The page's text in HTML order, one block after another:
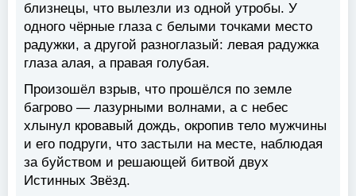
близнецы, что вылезли из одной утробы. У
одного чёрные глаза с белыми точками место
радужки, а другой разноглазый: левая радужка
глаза алая, а правая голубая.
Произошёл взрыв, что прошёлся по земле
багрово — лазурными волнами, а с небес
хлынул кровавый дождь, окропив тело мужчины
и его подруги, что застыли на месте, наблюдая
за буйством и решающей битвой двух
Истинных Звёзд.